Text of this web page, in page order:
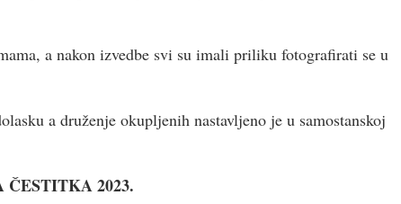
a nakon izvedbe svi su imali priliku fotografirati se u
a druženje okupljenih nastavljeno je u samostanskoj
ČESTITKA 2023.